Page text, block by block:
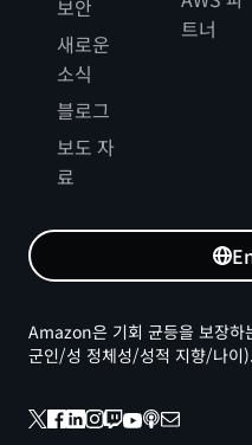
보안
새로운
소식
블로그
보도 자
료
트너
Amazon은 기회 균등을 보장
군인/성 정체성/성적 지향/나이).